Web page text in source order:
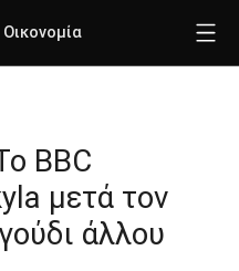
Οικονομία
BBC
μετά τον
άλλου